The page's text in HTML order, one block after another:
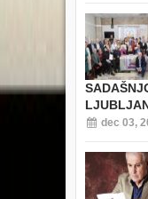
dec 03,